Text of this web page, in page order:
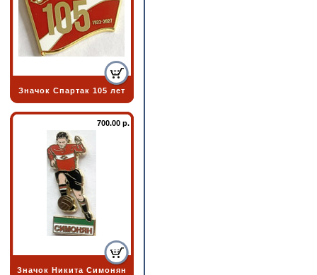
Значок Спартак 105 лет
700.00 р.
Значок Никита Симонян